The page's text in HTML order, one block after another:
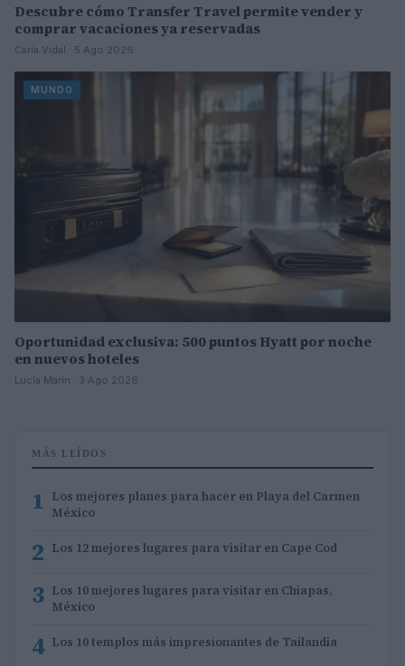
Descubre cómo Transfer Travel permite vender y
comprar vacaciones ya reservadas
Carla Vidal · 5 Ago 2026
MUNDO
Oportunidad exclusiva: 500 puntos Hyatt por noche
en nuevos hoteles
Lucía Marín · 3 Ago 2026
MÁS LEÍDOS
1 Los mejores planes para hacer en Playa del Carmen
México
2 Los 12 mejores lugares para visitar en Cape Cod
3 Los 10 mejores lugares para visitar en Chiapas,
México
4 Los 10 templos más impresionantes de Tailandia